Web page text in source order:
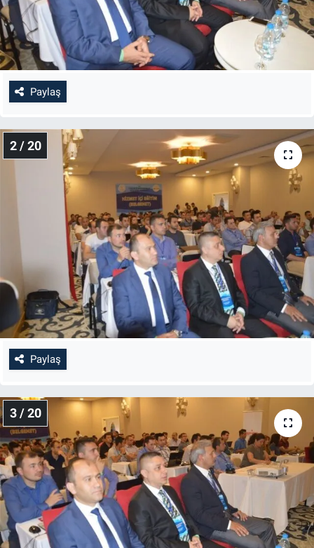
Paylaş
2 / 20
Paylaş
3 / 20
Bilim-Tek
Teknoloji
Röportaj
Kayseri
Niğde
Aksaray
Kırşehir
Genel
Asayiş
Politika
Magazin
Çevre
Haberde İnsan